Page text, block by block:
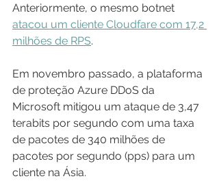
Anteriormente, o mesmo botnet
atacou um cliente Cloudfare com 17,2
milhões de RPS.
Em novembro passado, a plataforma
de proteção Azure DDoS da
Microsoft mitigou um ataque de 3,47
terabits por segundo com uma taxa
de pacotes de 340 milhões de
pacotes por segundo (pps) para um
cliente na Ásia.